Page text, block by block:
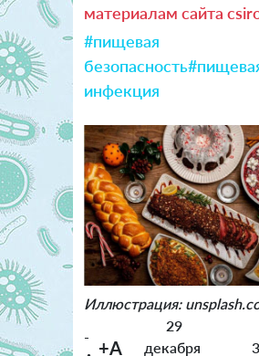
материалам сайта
#пищевая
безопасность
инфекция
Иллюстрация:
-
+A
29
декабря